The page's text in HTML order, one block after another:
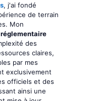
, j'ai fondé
de terrain
Mon
des
claires,
par mes
exclusivement
officiels et des
ainsi une